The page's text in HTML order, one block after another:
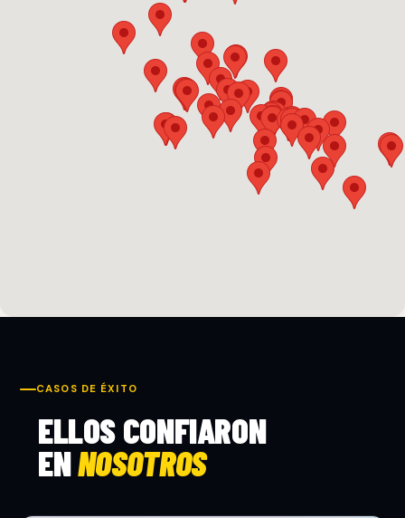
CASOS DE ÉXITO
ELLOS CONFIARON
ENNOSOTROS